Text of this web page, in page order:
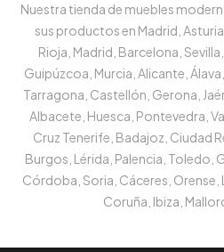
Nuestra tienda de muebles
sus productos en Madrid,
Rioja, Madrid, Barcelona,
Guipúzcoa, Murcia, Alicante,
Tarragona, Castellón, Gerona,
Albacete, Huesca, Pontevedra,
Cruz Tenerife, Badajoz, Ciudad
Burgos, Lérida, Palencia, Toledo,
Córdoba, Soria, Cáceres, Orense,
Coruña, Ibiza,